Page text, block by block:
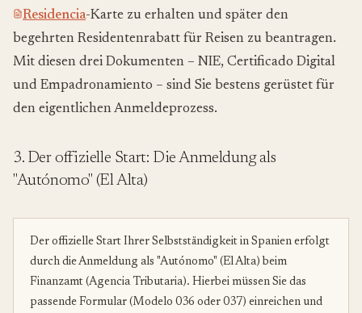
Residencia-Karte zu erhalten und später den
begehrten Residentenrabatt für Reisen zu beantragen.
Mit diesen drei Dokumenten – NIE, Certificado Digital
und Empadronamiento – sind Sie bestens gerüstet für
den eigentlichen Anmeldeprozess.
3. Der offizielle Start: Die Anmeldung als
"Autónomo" (El Alta)
Der offizielle Start Ihrer Selbstständigkeit in Spanien erfolgt
durch die Anmeldung als "Autónomo" (El Alta) beim
Finanzamt (Agencia Tributaria). Hierbei müssen Sie das
passende Formular (Modelo 036 oder 037) einreichen und